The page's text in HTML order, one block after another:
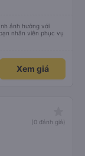
ảnh hưởng với
Xem giá
(0 đánh giá)